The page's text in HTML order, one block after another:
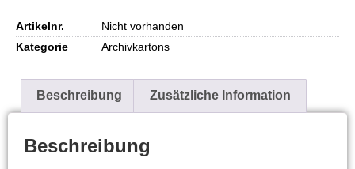
Artikelnr.
Nicht vorhanden
Kategorie
Archivkartons
Beschreibung Zusätzliche Information
Beschreibung